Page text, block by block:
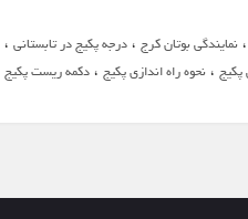
،نمایندگی بوتان کرج ،درجه پکیج در تابستانی ،
پکیج ،نحوه راه اندازی پکیج ،دکمه ریست پکیج